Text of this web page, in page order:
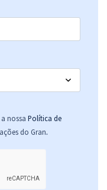
nossa Política de
do Gran.